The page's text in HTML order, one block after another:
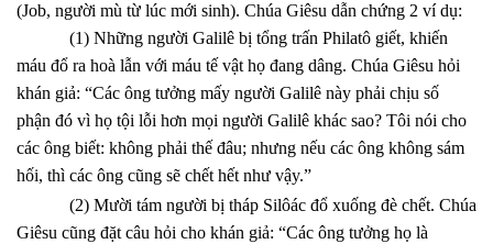
(Job, người mù từ lúc mới sinh). Chúa Giêsu dẫn chứng 2 ví dụ:
(1) Những người Galilê bị tổng trấn Philatô giết, khiến
máu đổ ra hoà lẫn với máu tế vật họ đang dâng. Chúa Giêsu hỏi
khán giả: “Các ông tưởng mấy người Galilê này phải chịu số
phận đó vì họ tội lỗi hơn mọi người Galilê khác sao? Tôi nói cho
các ông biết: không phải thế đâu; nhưng nếu các ông không sám
hối, thì các ông cũng sẽ chết hết như vậy.”
(2) Mười tám người bị tháp Silôác đổ xuống đè chết. Chúa
Giêsu cũng đặt câu hỏi cho khán giả: “Các ông tưởng họ là